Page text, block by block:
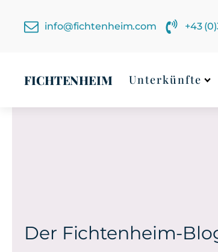
info@fichtenheim.com +43
FICHTENHEIM Unterkünfte
Der Fichtenheim-